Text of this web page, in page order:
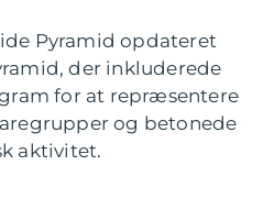
Pyramid opdateret
der inkluderede
for at repræsentere
og betonede
aktivitet.